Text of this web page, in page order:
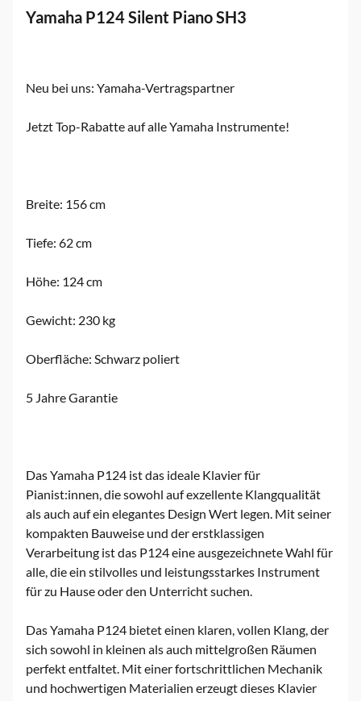
Yamaha P124 Silent Piano SH3
Neu bei uns: Yamaha-Vertragspartner
Jetzt Top-Rabatte auf alle Yamaha Instrumente!
Breite: 156 cm
Tiefe: 62 cm
Höhe: 124 cm
Gewicht: 230 kg
Oberfläche: Schwarz poliert
5 Jahre Garantie
Das Yamaha P124 ist das ideale Klavier für
Pianist:innen, die sowohl auf exzellente Klangqualität
als auch auf ein elegantes Design Wert legen. Mit seiner
kompakten Bauweise und der erstklassigen
Verarbeitung ist das P124 eine ausgezeichnete Wahl für
alle, die ein stilvolles und leistungsstarkes Instrument
für zu Hause oder den Unterricht suchen.
Das Yamaha P124 bietet einen klaren, vollen Klang, der
sich sowohl in kleinen als auch mittelgroßen Räumen
perfekt entfaltet. Mit einer fortschrittlichen Mechanik
und hochwertigen Materialien erzeugt dieses Klavier